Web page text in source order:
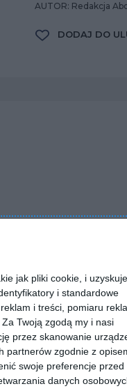
jak pliki cookie, i
i standardowe
i treści, pomiaru
Za Twoją zgodą my i nasi
przez skanowanie
partnerów zgodnie z
swoje preferencje przed
danych
AUTOR: Redakcja
DODAJ DO